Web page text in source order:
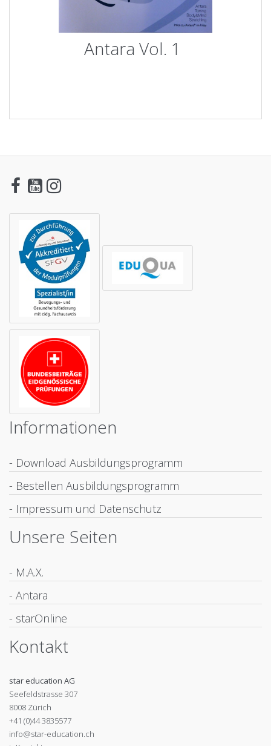
Antara Vol. 1
Informationen
- Download Ausbildungsprogramm
- Bestellen Ausbildungsprogramm
- Impressum und Datenschutz
Unsere Seiten
- M.A.X.
- Antara
- starOnline
Kontakt
star education AG
Seefeldstrasse 307
8008 Zürich
+41 (0)44 3835577
info@star-education.ch